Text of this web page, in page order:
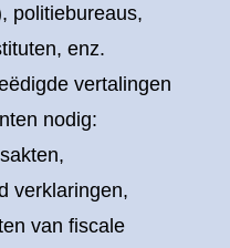
politiebureaus,
enz.
vertalingen
nodig:
verklaringen,
van fiscale